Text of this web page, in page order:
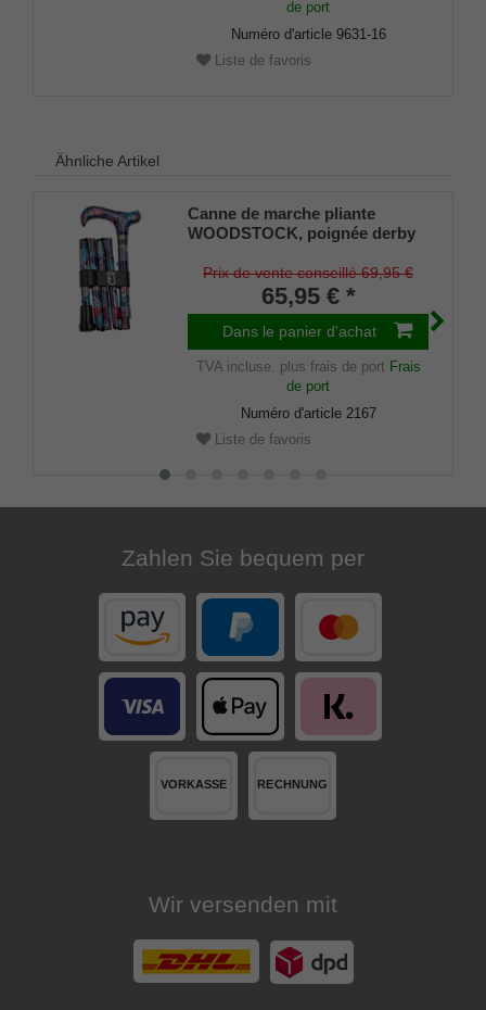
de port
Numéro d'article 9631-16
Liste de favoris
Ähnliche Artikel
Canne de marche pliante
WOODSTOCK, poignée derby
en métal léger, réglable en
hauteur, pliable, avec
amortisseur en caoutchouc,
pince de maintien, sac.
Prix de vente conseillé 69,95 €
65,95 € *
Dans le panier d'achat
TVA incluse. plus frais de port Frais
de port
Numéro d'article 2167
Liste de favoris
Zahlen Sie bequem per
Wir versenden mit